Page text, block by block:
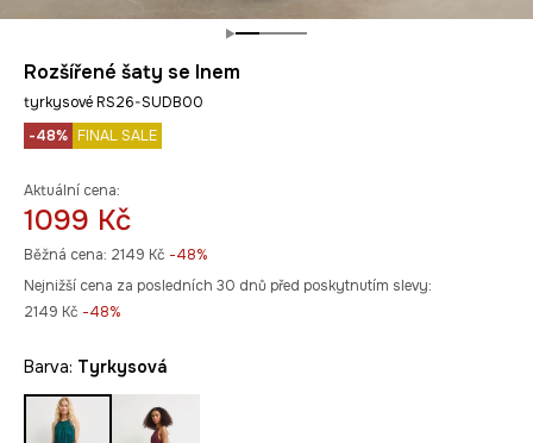
Rozšířené šaty se lnem
tyrkysové RS26-SUDB00
-48% FINAL SALE
Aktuální cena:
1099 Kč
Běžná cena: 2149 Kč -48%
Nejnižší cena za posledních 30 dnů před poskytnutím slevy:
2149 Kč -48%
Barva: tyrkysová